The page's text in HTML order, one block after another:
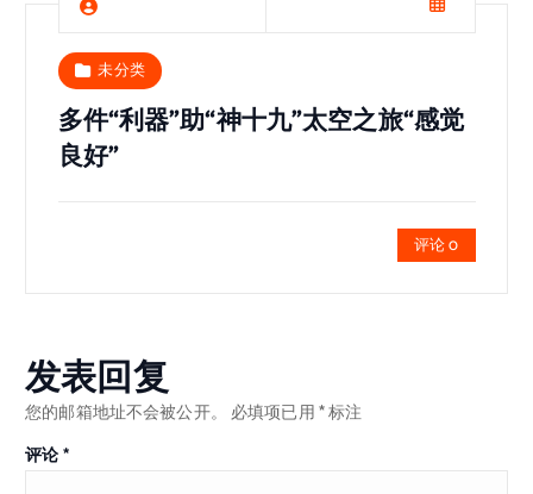
未分类
多件“利器”助“神十九”太空之旅“感觉
良好”
评论 0
发表回复
您的邮箱地址不会被公开。 必填项已用*标注
评论*